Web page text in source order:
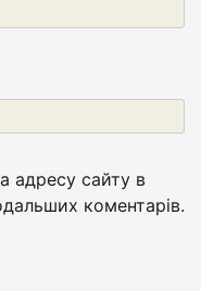
адресу сайту в
коментарів.